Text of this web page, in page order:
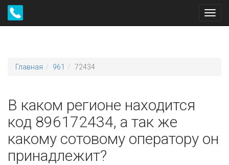
Главная 961 72434
В каком регионе находится
код 896172434, а так же
какому сотовому оператору он
принадлежит?